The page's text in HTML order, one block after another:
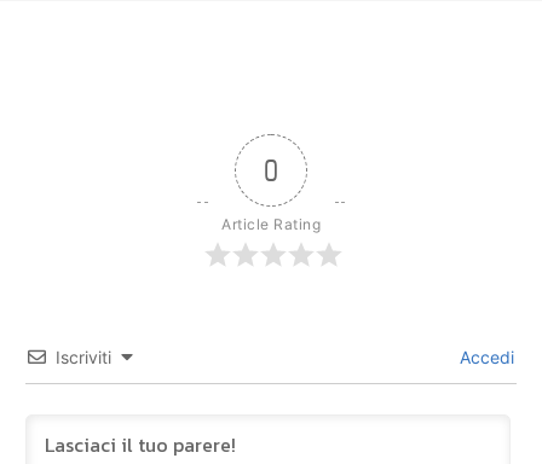
0
Article Rating
Iscriviti Accedi